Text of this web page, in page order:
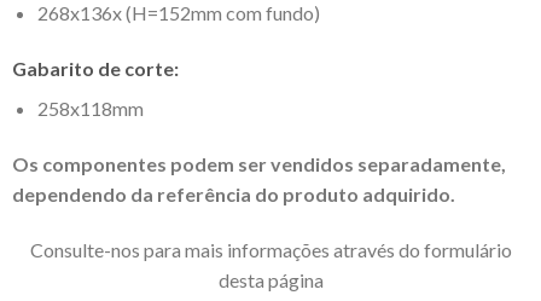
268x136x (H=152mm com fundo)
Gabarito de corte:
258x118mm
Os componentes podem ser vendidos separadamente,
dependendo da referência do produto adquirido.
Consulte-nos para mais informações através do formulário
desta página